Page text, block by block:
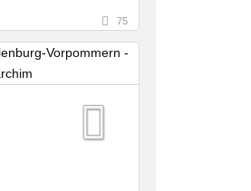
75